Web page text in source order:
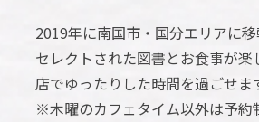
2019年に南国市・国分エリアに移
セレクトされた図書とお食事が楽
店でゆったりした時間を過ごせま
※木曜のカフェタイム以外は予約